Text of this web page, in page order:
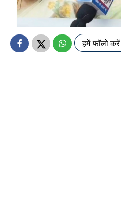
हमें फॉलो करें